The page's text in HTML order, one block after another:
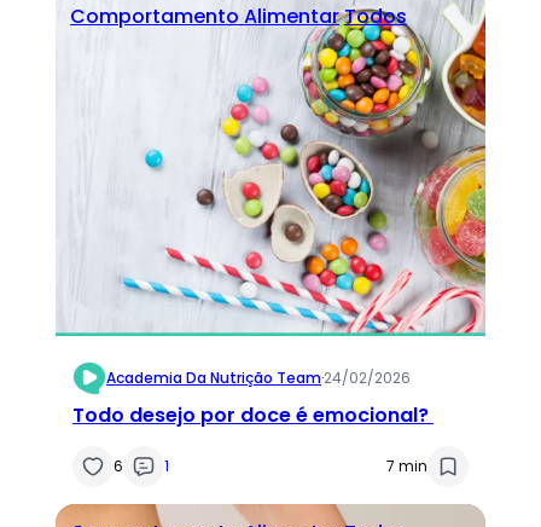
Comportamento AlimentarTodos
Academia Da Nutrição Team·24/02/2026
Todo desejo por doce é emocional?
6 1 7 min